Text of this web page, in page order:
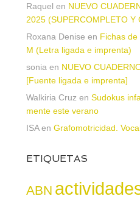
Raquel en NUEVO
2025 (SUPERCOMPLETO Y
Roxana Denise en Fichas de
M (Letra ligada e imprenta)
sonia en NUEVO
[Fuente ligada e imprenta]
Walkiria Cruz en Sudokus
mente este verano
ISAen Grafomotricidad.
ETIQUETAS
ABN